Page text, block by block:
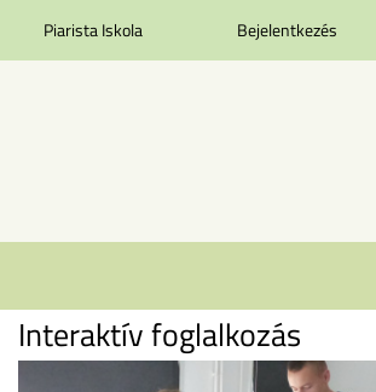
Piarista Iskola
Bejelentkezés
Interaktív foglalkozás